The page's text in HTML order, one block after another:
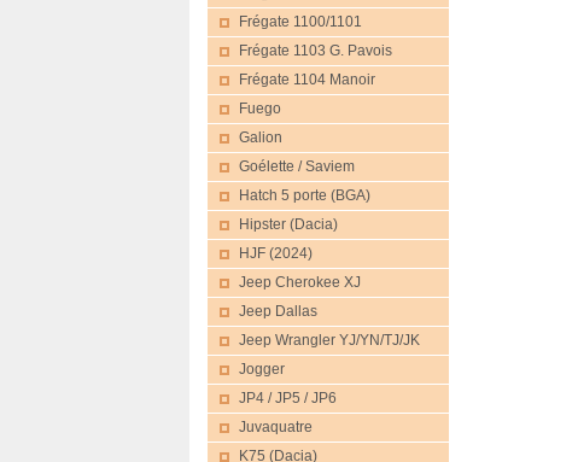
Frégate 1100/1101
Frégate 1103 G. Pavois
Frégate 1104 Manoir
Fuego
Galion
Goélette / Saviem
Hatch 5 porte (BGA)
Hipster (Dacia)
HJF (2024)
Jeep Cherokee XJ
Jeep Dallas
Jeep Wrangler YJ/YN/TJ/JK
Jogger
JP4 / JP5 / JP6
Juvaquatre
K75 (Dacia)